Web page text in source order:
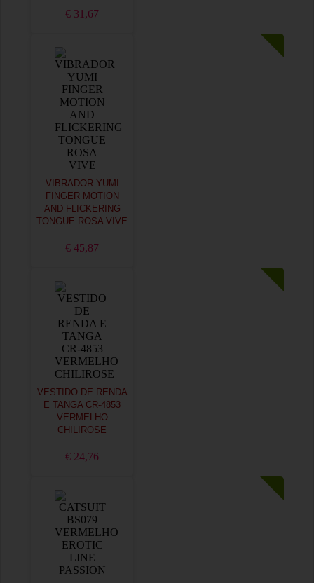
€ 31,67
VIBRADOR YUMI
FINGER MOTION
AND FLICKERING
TONGUE ROSA VIVE
€ 45,87
VESTIDO DE RENDA
E TANGA CR-4853
VERMELHO
CHILIROSE
€ 24,76